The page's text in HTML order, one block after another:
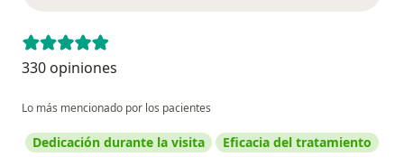
330 opiniones
Lo más mencionado por los pacientes
Dedicación durante la visita
Eficacia del tratamiento